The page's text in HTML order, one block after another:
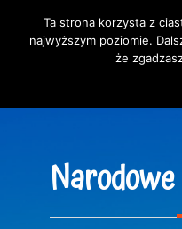
Ta strona korzysta z
najwyższym poziomie.
że